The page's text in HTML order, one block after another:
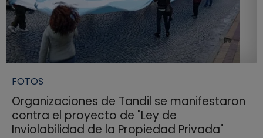
FOTOS
Organizaciones de Tandil se manifestaron
contra el proyecto de "Ley de
Inviolabilidad de la Propiedad Privada"